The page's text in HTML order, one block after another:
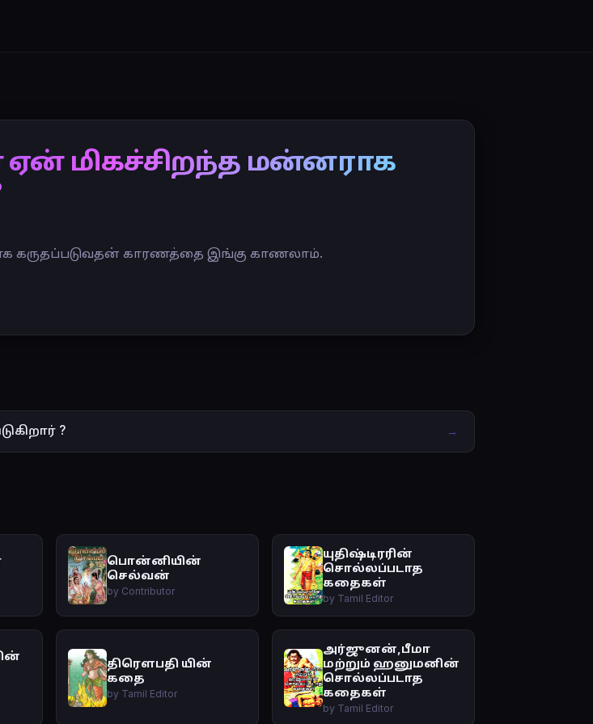
மிகச்சிறந்த மன்னராக
கருதப்படுவதன் காரணத்தை இங்கு காணலாம்.
? →
பொன்னியின்
செல்வன்
by Contributor
யுதிஷ்டிரரின்
சொல்லப்படாத
கதைகள்
by Tamil Editor
திரௌபதி யின்
கதை
by Tamil Editor
அர்ஜுனன்,பீமா
மற்றும் ஹனுமனின்
சொல்லப்படாத
கதைகள்
by Tamil Editor